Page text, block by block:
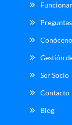
Gestión
Ser Socio
Contacto
Blog